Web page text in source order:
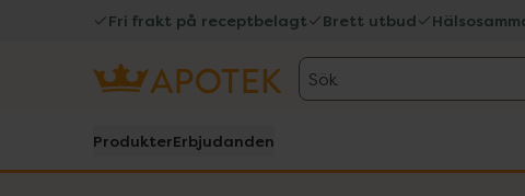
Fri frakt på receptbelagt Brett utbud
Sök
ProdukterErbjudanden